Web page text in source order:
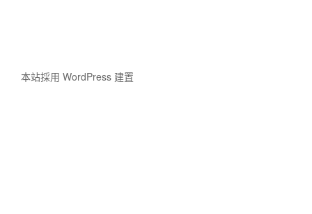
本站採用 WordPress 建置